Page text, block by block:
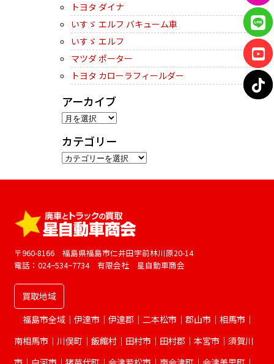
トヨタ ダイナ
いすゞ エルフ バキューム車
いすゞ エルフ
マツダ ポーター
トヨタ カローラフィールダー
アーカイブ
ア
カ
イ
ブ
カテゴリー
カ
ー
〒960-8166 福島県福島市仁井田字前林川原20-14
電話：024−534−7734 有限会社 星自動車商会
買取地域
福島市全域｜伊達市｜伊達郡｜二本松市｜郡山市｜相馬市｜
南相馬市｜川俣町｜飯館村｜田村市｜田村郡｜本宮市｜須賀川